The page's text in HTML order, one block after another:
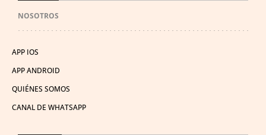
NOSOTROS
APP IOS
APP ANDROID
QUIÉNES SOMOS
CANAL DE WHATSAPP